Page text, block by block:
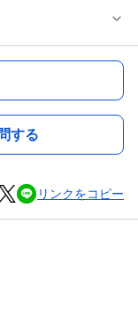
する
リンクをコピー